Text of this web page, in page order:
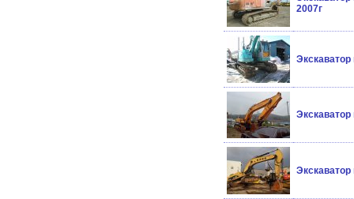
2007г
Экскаватор
Экскаватор